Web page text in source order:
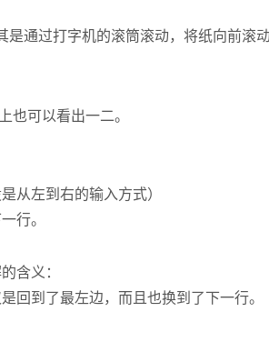
通过打字机的滚筒滚动，将纸向前滚
也可以看出一二。
从左到右的输入方式）
行。
含义：
回到了最左边，而且也换到了下一行。